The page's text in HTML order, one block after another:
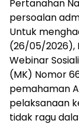
Pertanahan
persoalan
Untuk
(26/05/2026),
Webinar
(MK) Nomor
pemahaman
pelaksanaan
tidak ragu